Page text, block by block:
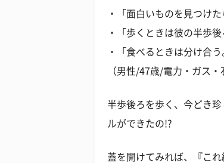
・「面白いものを見つけ
・「歩くときは彼の半歩
・「食べるときは分け合
（男性/47歳/電力・ガス・
半歩後ろを歩く、今どき
ルができたの!?
蓋を開けてみれば、『こ